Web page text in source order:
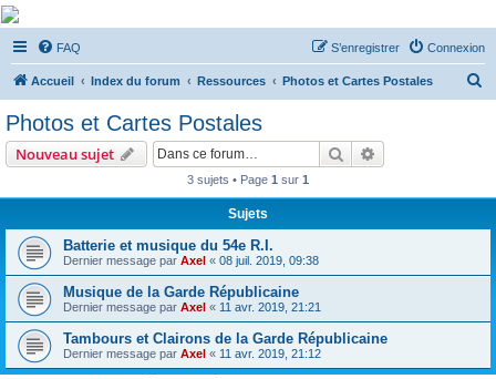
De Musicae Militari -
Forums
Forums de discussions
FAQ Connexion
S’enregistrer
Accueil Index du forum Ressources Photos et Cartes Postales
r
Photos et Cartes Postales
Nouveau sujet Rechercher
3 sujets • Page 1 sur 1
Sujets
Batterie et musique du 54e R.I.
Dernier message par Axel « 08 juil. 2019, 09:38
Musique de la Garde Républicaine
Dernier message par Axel « 11 avr. 2019, 21:21
Tambours et Clairons de la Garde Républicaine
Dernier message par Axel « 11 avr. 2019, 21:12